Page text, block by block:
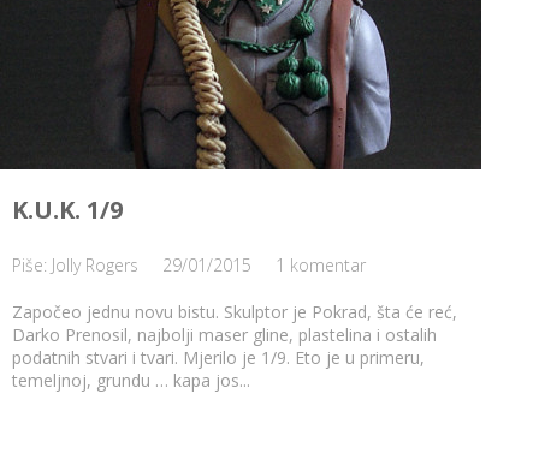
K.U.K. 1/9
Piše: Jolly Rogers 29/01/2015 1 komentar
Započeo jednu novu bistu. Skulptor je Pokrad, šta će reć,
Darko Prenosil, najbolji maser gline, plastelina i ostalih
podatnih stvari i tvari. Mjerilo je 1/9. Eto je u primeru,
temeljnoj, grundu … kapa jos...